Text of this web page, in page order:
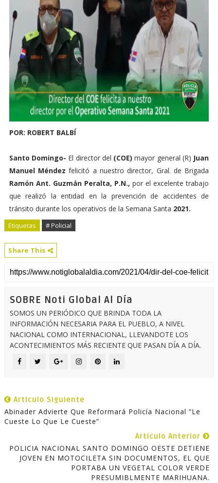
POR: ROBERT BALBÍ
Santo Domingo- El director del (COE)mayor general (R) Juan
Manuel Méndez felicitó a nuestro director, Gral. de Brigada
Ramón Ant. Guzmán Peralta, P.N., por el excelente trabajo
que realizó la entidad en la prevención de accidentes de
tránsito durante los operativos de la Semana Santa 2021.
Etiquetas # Policial
Share This
SOBRE Noti Global Al Día
SOMOS UN PERIÓDICO QUE BRINDA TODA LA
INFORMACIÓN NECESARIA PARA EL PUEBLO, A NIVEL
NACIONAL COMO INTERNACIONAL, LLEVANDOTE LOS
ACONTECIMIENTOS MÁS RECIENTE QUE PASAN DÍA A DÍA.
Articulo Siguiente
Abinader Advierte Que Reformará Policía Nacional “le
Cueste Lo Que Le Cueste”
Articulo Anterior
POLICIA NACIONAL SANTO DOMINGO OESTE DETIENE
JOVEN EN MOTOCILETA SIN DOCUMENTOS, EL QUE
PORTABA UN VEGETAL COLOR VERDE
PRESUMIBLMENTE MARIHUANA.